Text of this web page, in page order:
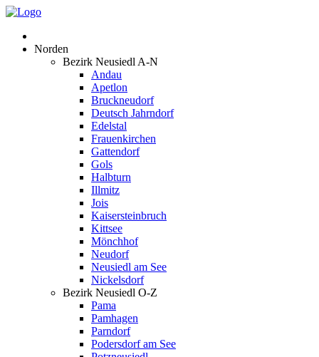
Norden
Bezirk Neusiedl A-N
Andau
Apetlon
Bruckneudorf
Deutsch Jahrndorf
Edelstal
Frauenkirchen
Gattendorf
Gols
Halbturn
Illmitz
Jois
Kaisersteinbruch
Kittsee
Mönchhof
Neudorf
Neusiedl am See
Nickelsdorf
Bezirk Neusiedl O-Z
Pama
Pamhagen
Parndorf
Podersdorf am See